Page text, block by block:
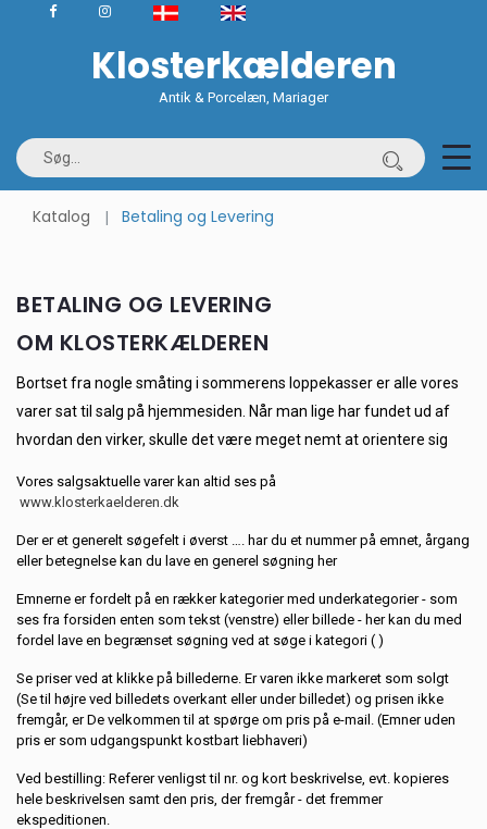
Klosterkælderen
Antik & Porcelæn, Mariager
Katalog Betaling og Levering
BETALING OG LEVERING
OM KLOSTERKÆLDEREN
Bortset fra nogle småting i sommerens loppekasser er alle vores
varer sat til salg på hjemmesiden. Når man lige har fundet ud af
hvordan den virker, skulle det være meget nemt at orientere sig
Vores salgsaktuelle varer kan altid ses på
www.klosterkaelderen.dk
Der er et generelt søgefelt i øverst …. har du et nummer på emnet, årgang
eller betegnelse kan du lave en generel søgning her
Emnerne er fordelt på en rækker kategorier med underkategorier - som
ses fra forsiden enten som tekst (venstre) eller billede - her kan du med
fordel lave en begrænset søgning ved at søge i kategori ( )
Se priser ved at klikke på billederne. Er varen ikke markeret som solgt
(Se til højre ved billedets overkant eller under billedet) og prisen ikke
fremgår, er De velkommen til at spørge om pris på e-mail. (Emner uden
pris er som udgangspunkt kostbart liebhaveri)
Ved bestilling: Referer venligst til nr. og kort beskrivelse, evt. kopieres
hele beskrivelsen samt den pris, der fremgår - det fremmer
ekspeditionen.